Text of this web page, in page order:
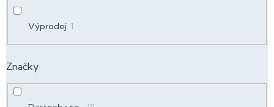
Výprodej 1
Značky